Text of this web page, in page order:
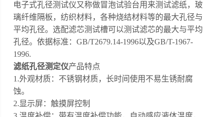
电子式孔径测试仪又称做冒泡试验台用来测试滤纸，玻
璃纤维隔板，纺织材料，各种烧结材料等的最大孔径与
平均孔径。选配滤芯测试槽可以测试滤芯的最大与平均
孔径。依据标准：GB/T2679.14-1996以及GB/T-1967-
1996.
滤纸孔径测定仪产品特点
1.外观材质：不锈钢材质，长时间使用不易生锈耐腐
蚀。
2.显示屏：触摸屏控制